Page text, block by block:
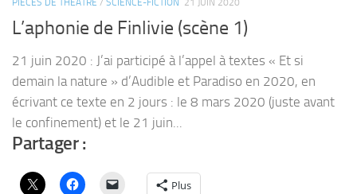
PIÈCES DE THÉÂTRE / SCIENCE-FICTION 21 JUIN 2020
L’aphonie de Finlivie (scène 1)
21 juin 2020 : J’ai participé à l’appel à textes « Et si
demain la nature » d’Audible et Paradiso en 2020, en
écrivant ce texte en 2 jours : le 8 mars 2020 (juste avant
le confinement) et le 21 juin...
Partager :
Plus